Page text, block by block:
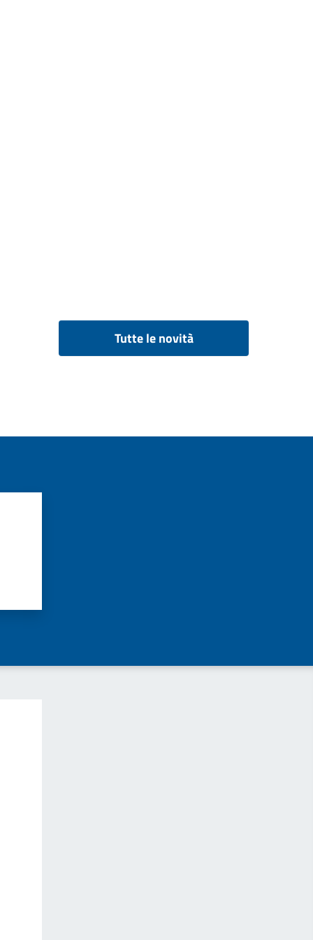
Tutte le novità